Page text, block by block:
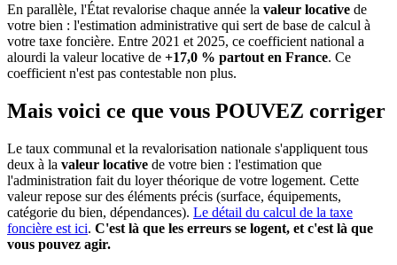
En parallèle, l'État revalorise chaque année la valeur locative de
votre bien : l'estimation administrative qui sert de base de calcul à
votre taxe foncière. Entre 2021 et 2025, ce coefficient national a
alourdi la valeur locative de +17,0 % partout en France. Ce
coefficient n'est pas contestable non plus.
Mais voici ce que vous POUVEZ corriger
Le taux communal et la revalorisation nationale s'appliquent tous
deux à la valeur locative de votre bien : l'estimation que
l'administration fait du loyer théorique de votre logement. Cette
valeur repose sur des éléments précis (surface, équipements,
catégorie du bien, dépendances). Le détail du calcul de la taxe
foncière est ici. C'est là que les erreurs se logent, et c'est là que
vous pouvez agir.